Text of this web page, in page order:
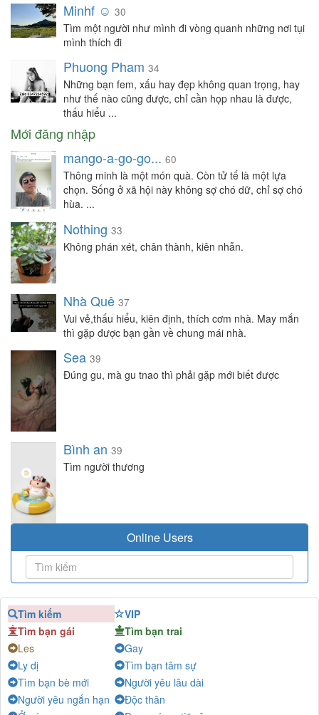
Minhf ☺️ 30
Tìm một người như mình đi vòng quanh những nơi tụi
mình thích đi
Phuong Pham 34
Những bạn fem, xấu hay đẹp không quan trọng, hay
như thế nào cũng được, chỉ cần họp nhau là được,
thấu hiểu ...
Mới đăng nhập
mango-a-go-go... 60
Thông minh là một món quà. Còn tử tế là một lựa
chọn. Sống ở xã hội này không sợ chó dữ, chỉ sợ chó
hùa. ...
Nothing 33
Không phán xét, chân thành, kiên nhẫn.
Nhà Quê 37
Vui vẻ,thấu hiểu, kiên định, thích cơm nhà. May mắn
thì gặp được bạn gần về chung mái nhà.
Sea 39
Đúng gu, mà gu tnao thì phải gặp mới biết được
Bình an 39
Tìm người thương
Online Users
Tìm kiếm
VIP
Tìm bạn gái
Tìm bạn trai
Les
Gay
Ly dị
Tìm bạn tâm sự
Tìm bạn bè mới
Người yêu lâu dài
Người yêu ngắn hạn
Độc thân